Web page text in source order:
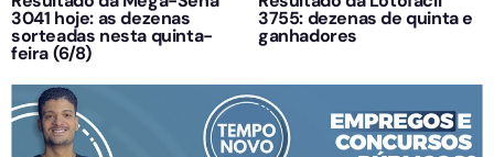
3041 hoje: as dezenas
sorteadas nesta quinta-
feira (6/8)
3755: dezenas de quinta e
ganhadores